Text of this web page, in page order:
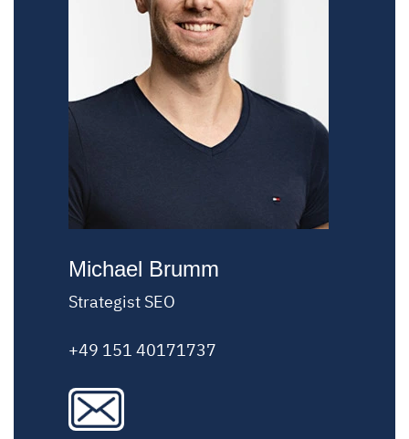
Michael Brumm
Strategist SEO
+49 151 40171737